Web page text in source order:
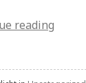
reading